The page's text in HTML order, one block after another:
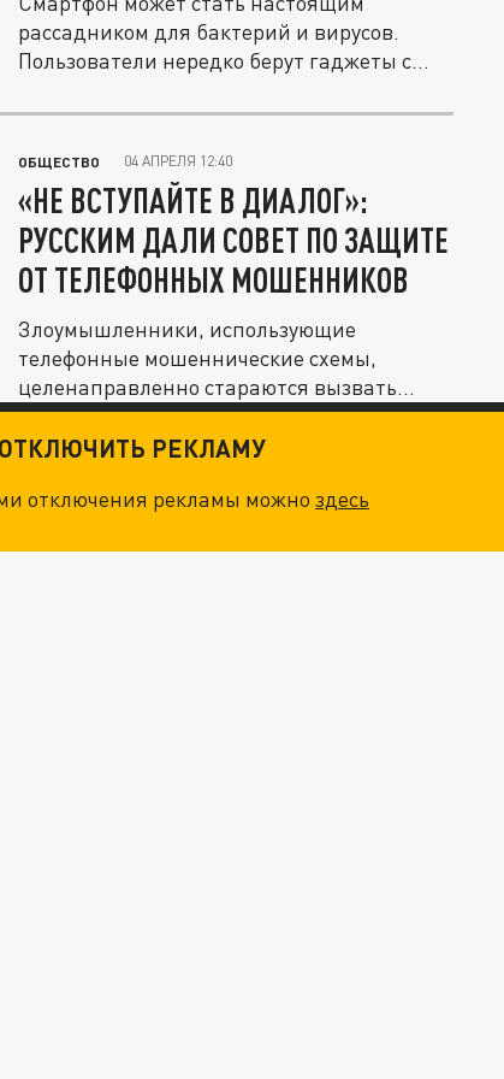
рассадником для бактерий и вирусов.
Пользователи нередко берут гаджеты с
ОБЩЕСТВО 04 АПРЕЛЯ 12:40
«НЕ ВСТУПАЙТЕ В ДИАЛОГ»:
РУССКИМ ДАЛИ СОВЕТ ПО ЗАЩИТЕ
ОТ ТЕЛЕФОННЫХ МОШЕННИКОВ
Злоумышленники, использующие
телефонные мошеннические схемы,
целенаправленно стараются вызвать
у русских...
РЕКЛАМУ
отключения рекламы можноздесь